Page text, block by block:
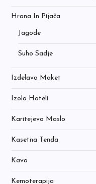
Hrana In Pijača
Jagode
Suho Sadje
Izdelava Maket
Izola Hoteli
Karitejevo Maslo
Kasetna Tenda
Kava
Kemoterapija